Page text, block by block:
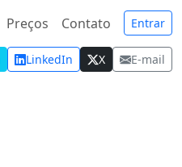
Preços Contato Entrar
LinkedIn X E-mail